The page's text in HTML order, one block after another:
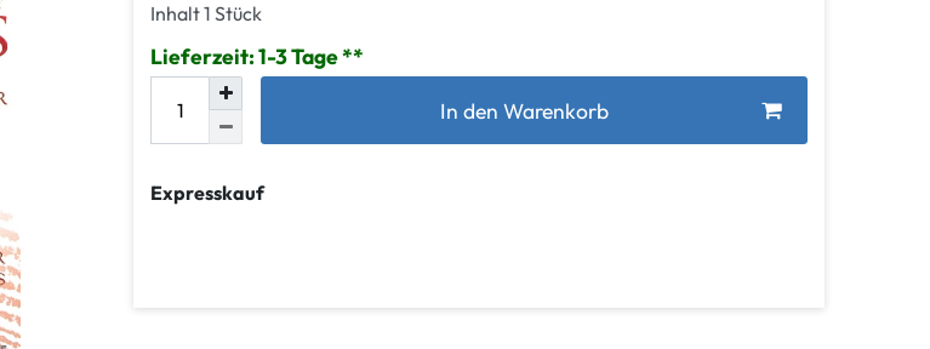
Inhalt1 Stück
Lieferzeit: 1-3 Tage
In den Warenkorb
Expresskauf